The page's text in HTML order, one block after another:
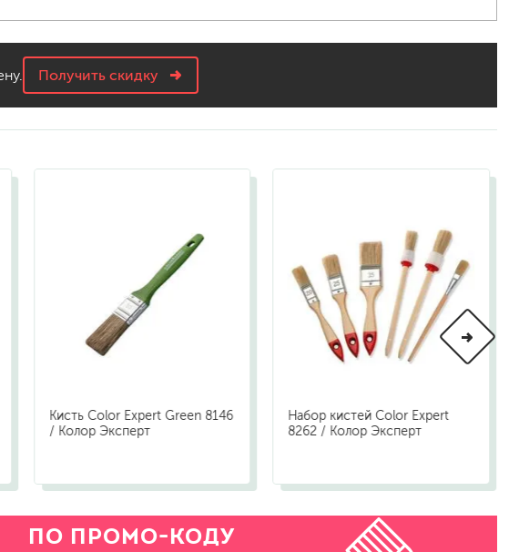
изделий
средства
средства
Получить скидку
Кисть Color Expert Green 8146
/ Колор Эксперт
Набор кистей Color Expert
8262 / Колор Эксперт
ПО ПРОМО-КОДУ